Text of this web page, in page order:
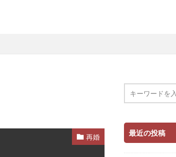
再婚 最近の投稿